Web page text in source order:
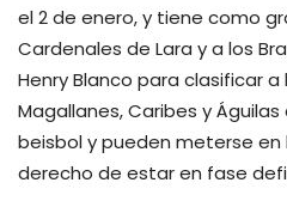
el 2 de enero, y tiene como
Cardenales de Lara y a los
Henry Blanco para clasificar
Magallanes, Caribes y
beisbol y pueden meterse
derecho de estar en fase